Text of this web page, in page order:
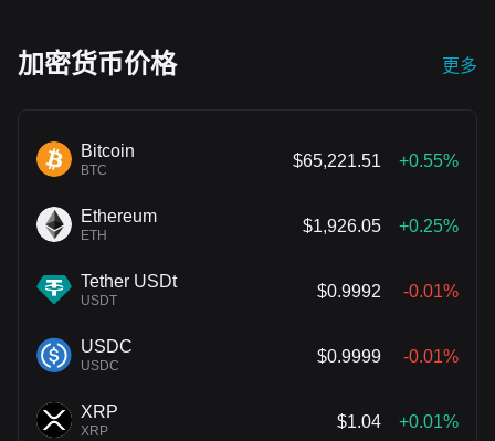
加密货币价格 更多
Bitcoin
BTC
$65,221.51 +0.55%
Ethereum
ETH
$1,926.05 +0.25%
Tether USDt
USDT
$0.9992 -0.01%
USDC
USDC
$0.9999 -0.01%
XRP
XRP
$1.04 +0.01%